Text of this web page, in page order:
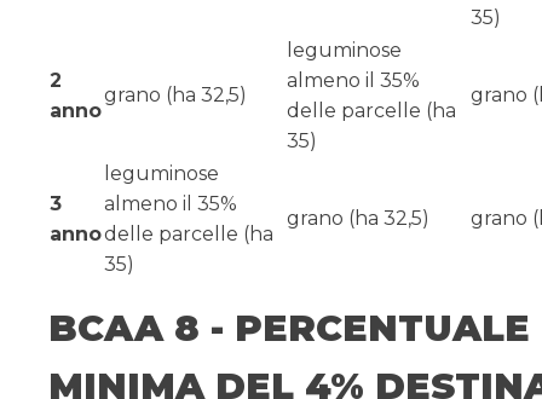
35)
2
anno
grano (ha 32,5)
leguminose
almeno il 35%
delle parcelle (ha
35)
grano
3
anno
leguminose
almeno il 35%
delle parcelle (ha
35)
grano (ha 32,5) grano
BCAA 8 - PERCENTUALE
MINIMA DEL 4%